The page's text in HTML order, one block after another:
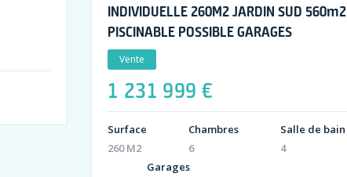
INDIVIDUELLE 260M2 JARDIN SUD 560m2
PISCINABLE POSSIBLE GARAGES
Vente
1 231 999 €
Surface
260 M2
Chambres
6
Salle de bain
4
Garages